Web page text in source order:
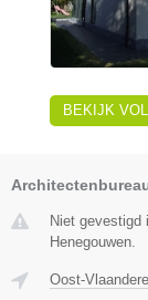
BEKIJK
Niet gevestigd
Henegouwen.
Oost-